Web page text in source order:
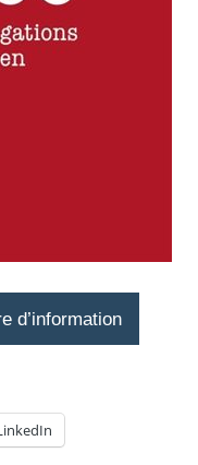
d’information